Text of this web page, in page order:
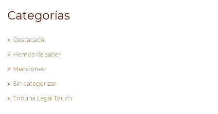
Categorías
Destacada
Hemos de saber
Menciones
Sin categorizar
Tribuna Legal Touch